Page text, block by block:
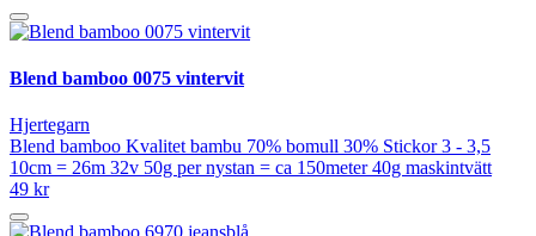
Blend bamboo 0075 vintervit
Hjertegarn
Blend bamboo Kvalitet bambu 70% bomull 30% Stickor 3 - 3,5
10cm = 26m 32v 50g per nystan = ca 150meter 40g maskintvätt
49 kr